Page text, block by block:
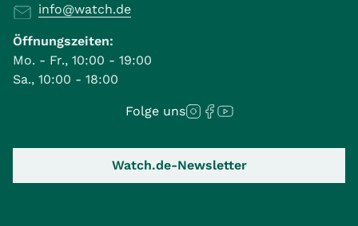
info@watch.de
Öffnungszeiten:
Mo. - Fr., 10:00 - 19:00
Sa., 10:00 - 18:00
Folge uns
Watch.de-Newsletter